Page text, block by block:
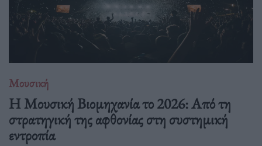
Μουσική
Η Μουσική Βιομηχανία το 2026: Από τη
στρατηγική της αφθονίας στη συστημική
εντροπία